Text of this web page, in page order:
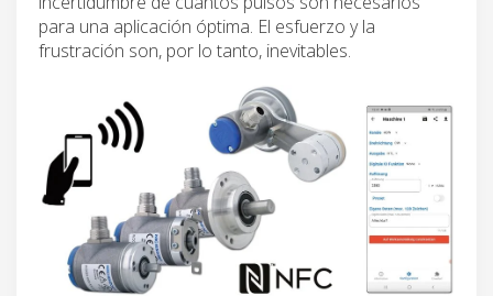
para una aplicación óptima. El esfuerzo y la
frustración son, por lo tanto, inevitables.